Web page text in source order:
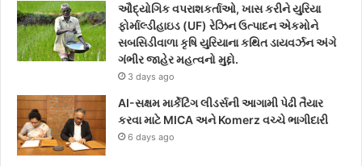
ઔદ્યોગિક વપરાશકર્તાઓ, ખાસ કરીને યુરિયા
ફોર્માલ્ડીહાઇડ (UF) રેઝિન ઉત્પાદન એકમોને
સબસિડીવાળા કૃષિ યુરિયાના કથિત ડાયવર્ઝન અંગે
ગંભીર જાહેર મહત્વનો મુદ્દો.
3 days ago
AI-સક્ષમ માર્કેટિંગ લીડર્સની આગામી પેઢી તૈયાર
કરવા માટે MICA અને Komerz વચ્ચે ભાગીદારી
6 days ago